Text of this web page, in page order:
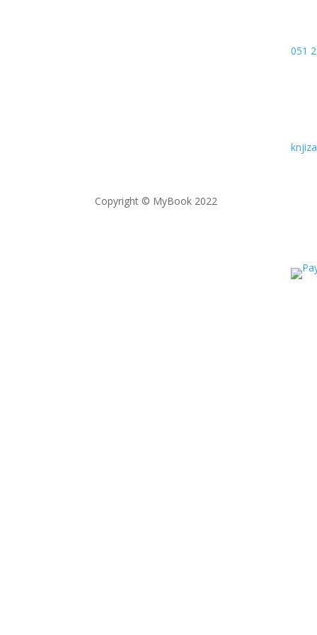
051
Copyright © MyBook 2022